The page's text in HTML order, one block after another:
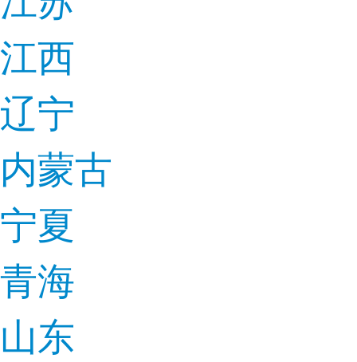
江西
辽宁
内蒙古
宁夏
青海
山东